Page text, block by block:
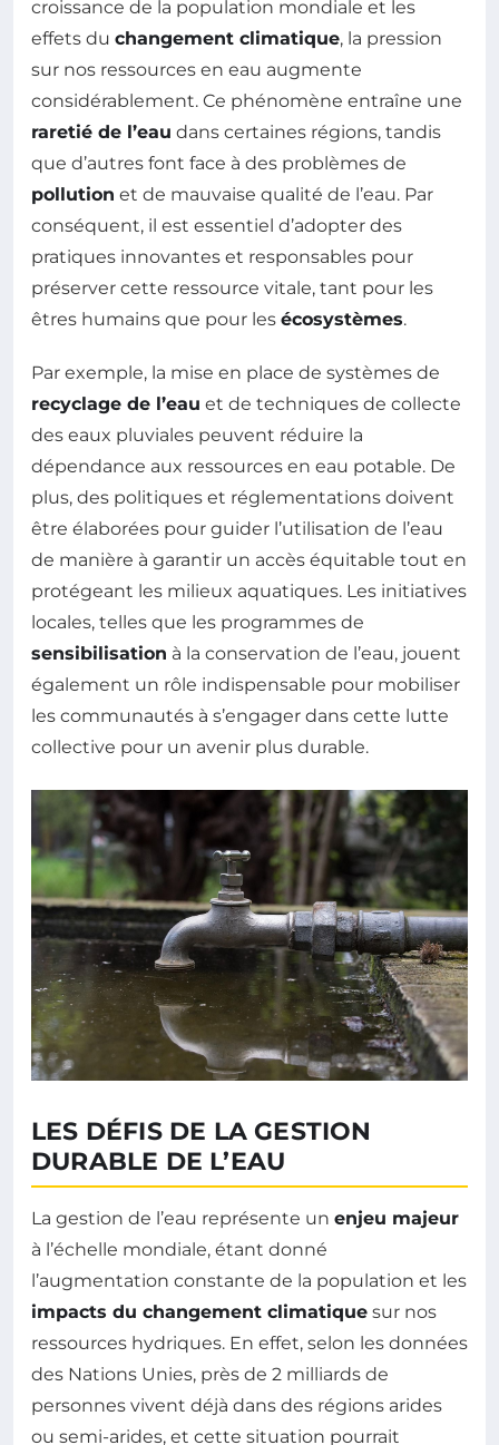
croissance de la population mondiale et les
effets du changement climatique, la pression
sur nos ressources en eau augmente
considérablement. Ce phénomène entraîne une
raretié de l’eau dans certaines régions, tandis
que d’autres font face à des problèmes de
pollution et de mauvaise qualité de l’eau. Par
conséquent, il est essentiel d’adopter des
pratiques innovantes et responsables pour
préserver cette ressource vitale, tant pour les
êtres humains que pour les écosystèmes.
Par exemple, la mise en place de systèmes de
recyclage de l’eau et de techniques de collecte
des eaux pluviales peuvent réduire la
dépendance aux ressources en eau potable. De
plus, des politiques et réglementations doivent
être élaborées pour guider l’utilisation de l’eau
de manière à garantir un accès équitable tout en
protégeant les milieux aquatiques. Les initiatives
locales, telles que les programmes de
sensibilisation à la conservation de l’eau, jouent
également un rôle indispensable pour mobiliser
les communautés à s’engager dans cette lutte
collective pour un avenir plus durable.
LES DÉFIS DE LA GESTION
DURABLE DE L’EAU
La gestion de l’eau représente un enjeu majeur
à l’échelle mondiale, étant donné
l’augmentation constante de la population et les
impacts du changement climatique sur nos
ressources hydriques. En effet, selon les données
des Nations Unies, près de 2 milliards de
personnes vivent déjà dans des régions arides
ou semi-arides, et cette situation pourrait